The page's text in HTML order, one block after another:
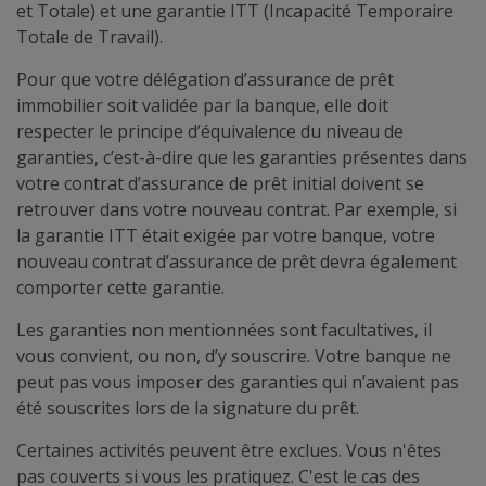
et Totale) et une garantie ITT (Incapacité Temporaire
Totale de Travail).
Pour que votre délégation d’assurance de prêt
immobilier soit validée par la banque, elle doit
respecter le principe d’équivalence du niveau de
garanties, c’est-à-dire que les garanties présentes dans
votre contrat d’assurance de prêt initial doivent se
retrouver dans votre nouveau contrat. Par exemple, si
la garantie ITT était exigée par votre banque, votre
nouveau contrat d’assurance de prêt devra également
comporter cette garantie.
Les garanties non mentionnées sont facultatives, il
vous convient, ou non, d’y souscrire. Votre banque ne
peut pas vous imposer des garanties qui n’avaient pas
été souscrites lors de la signature du prêt.
Certaines activités peuvent être exclues. Vous n'êtes
pas couverts si vous les pratiquez. C'est le cas des